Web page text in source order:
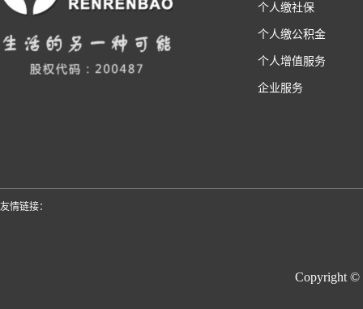
个人缴社保
个人缴公积金
个人增值服务
企业服务
友情链接：
Copyright ©